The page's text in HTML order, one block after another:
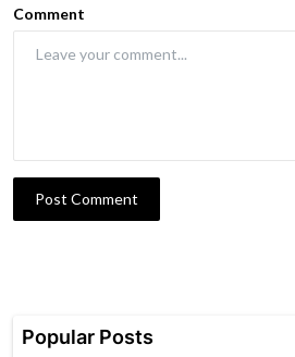
Comment
Post Comment
Popular Posts